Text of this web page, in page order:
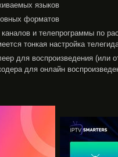
языков
форматов
и телепрограммы по
тонкая настройка
для воспроизведения (или
для онлайн